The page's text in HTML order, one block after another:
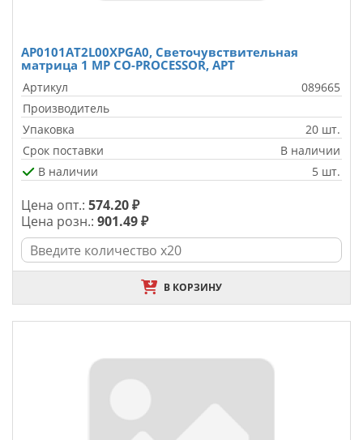
AP0101AT2L00XPGA0, Светочувствительная
матрица 1 MP CO-PROCESSOR, APT
Артикул
089665
Производитель
Упаковка
20 шт.
Срок поставки
В наличии
В наличии
5 шт.
Цена опт.: 574.20 ₽
Цена розн.: 901.49 ₽
В КОРЗИНУ